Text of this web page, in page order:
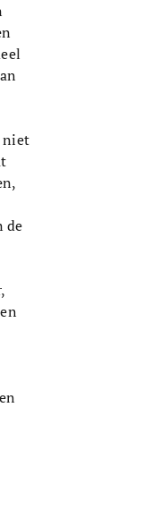
niet
de